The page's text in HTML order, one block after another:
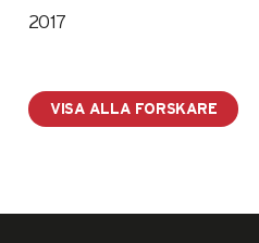
2017
VISA ALLA FORSKARE